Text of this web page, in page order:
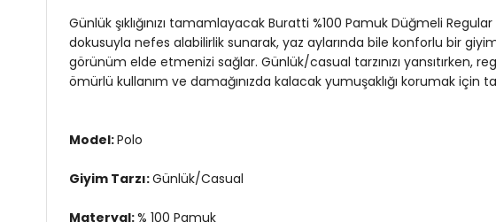
Günlük şıklığınızı tamamlayacak Buratti %100 Pamuk Düğmeli
dokusuyla nefes alabilirlik sunarak, yaz aylarında bile konforlu bir
görünüm elde etmenizi sağlar. Günlük/casual tarzınızı yansıtırken,
ömürlü kullanım ve damağınızda kalacak yumuşaklığı korumak
Model:Polo
Giyim Tarzı:Günlük/Casual
Materyal:% 100 Pamuk